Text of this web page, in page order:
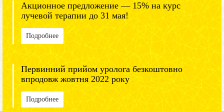
Акционное предложение — 15% на курс
лучевой терапии до 31 мая!
Подробнее
Первинний прийом уролога безкоштовно
впродовж жовтня 2022 року
Подробнее